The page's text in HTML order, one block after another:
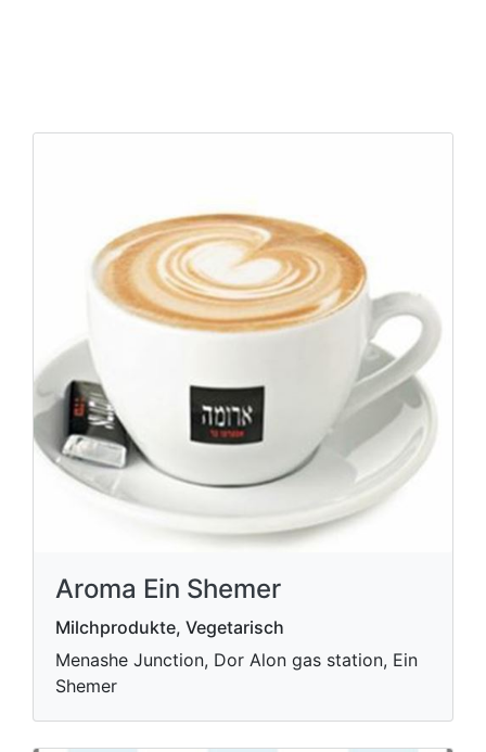
Aroma Ein Shemer
Milchprodukte, Vegetarisch
Menashe Junction, Dor Alon gas station, Ein
Shemer